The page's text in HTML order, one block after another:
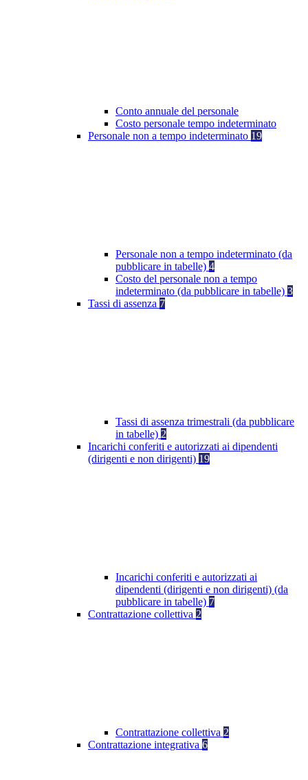
Conto annuale del personale
Costo personale tempo indeterminato
Personale non a tempo indeterminato 19
Personale non a tempo indeterminato (da
pubblicare in tabelle) 4
Costo del personale non a tempo
indeterminato (da pubblicare in tabelle) 3
Tassi di assenza 7
Tassi di assenza trimestrali (da pubblicare
in tabelle) 2
Incarichi conferiti e autorizzati ai dipendenti
(dirigenti e non dirigenti) 19
Incarichi conferiti e autorizzati ai
dipendenti (dirigenti e non dirigenti) (da
pubblicare in tabelle) 7
Contrattazione collettiva 2
Contrattazione collettiva 2
Contrattazione integrativa 6